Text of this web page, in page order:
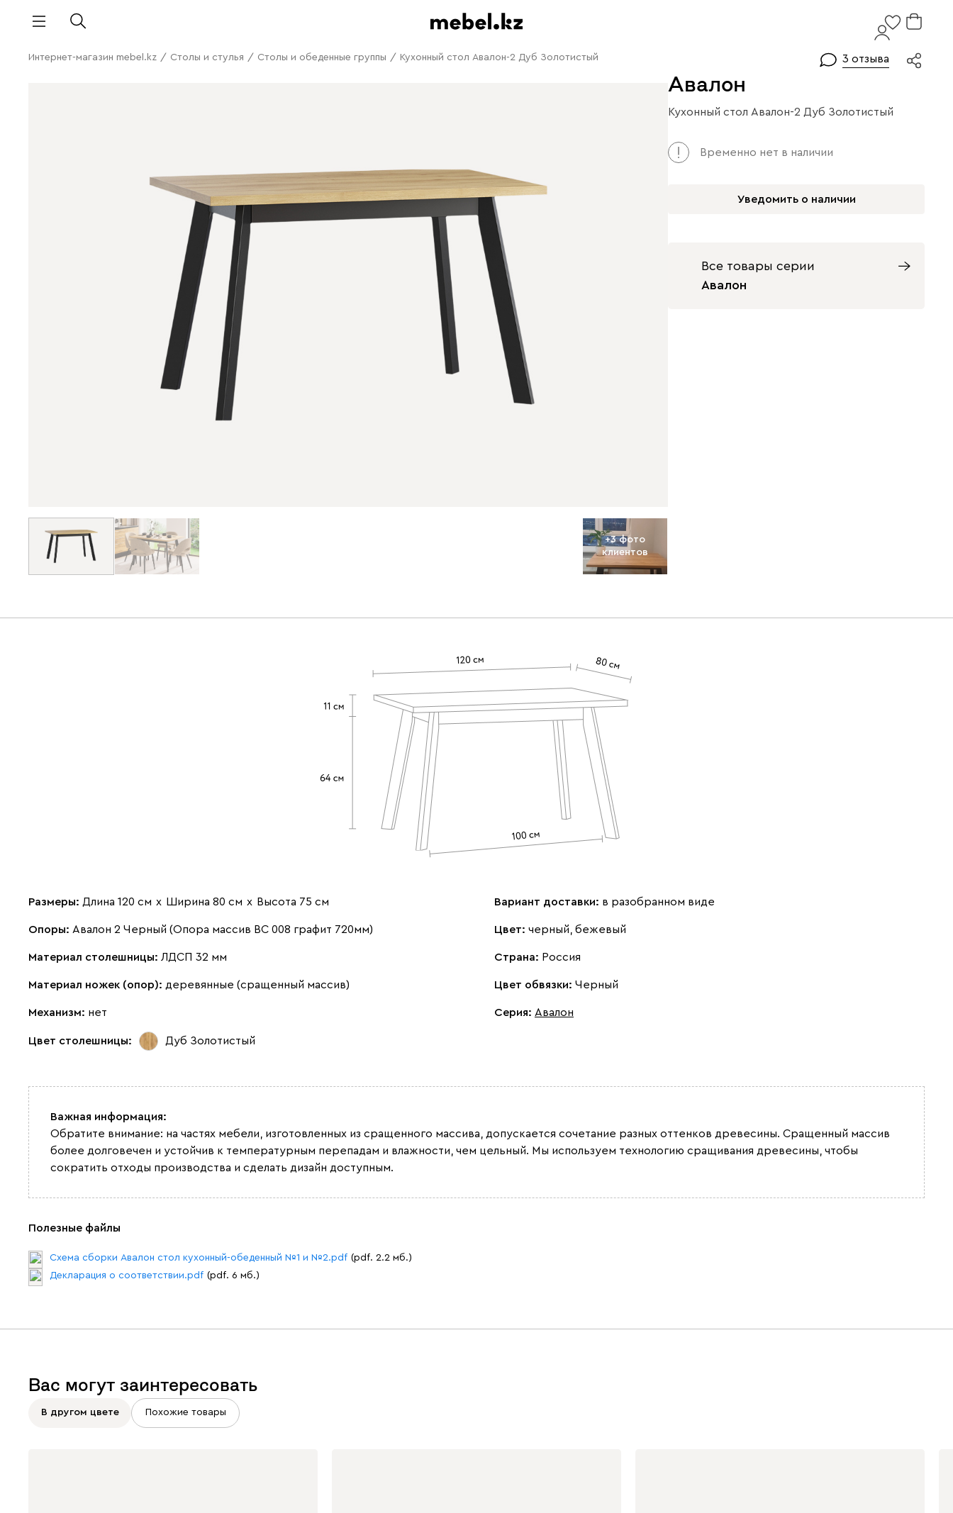
Интернет-магазин mebel.kz / Столы и стулья / Столы и обеденные группы / Кухонный стол Авалон-2 Дуб Золотистый
+3 фото
клиентов
3 отзыва
Авалон
Кухонный стол Авалон-2 Дуб Золотистый
Временно нет в наличии
Уведомить о наличии
Все товары серии
Авалон
Размеры: Длина 120 см х Ширина 80 см х Высота 75 см
Опоры: Авалон 2 Черный (Опора массив ВС 008 графит 720мм)
Материал столешницы: ЛДСП 32 мм
Материал ножек (опор): деревянные (сращенный массив)
Механизм: нет
Цвет столешницы: Дуб Золотистый
Вариант доставки: в разобранном виде
Цвет: черный, бежевый
Страна: Россия
Цвет обвязки: Черный
Серия: Авалон
Важная информация:
Обратите внимание: на частях мебели, изготовленных из сращенного массива, допускается сочетание разных оттенков древесины. Сращенный массив
более долговечен и устойчив к температурным перепадам и влажности, чем цельный. Мы используем технологию сращивания древесины, чтобы
сократить отходы производства и сделать дизайн доступным.
Полезные файлы
Схема сборки Авалон стол кухонный-обеденный №1 и №2.pdf (pdf. 2.2 мб.)
Декларация о соответствии.pdf (pdf. 6 мб.)
Вас могут заинтересовать
В другом цвете Похожие товары